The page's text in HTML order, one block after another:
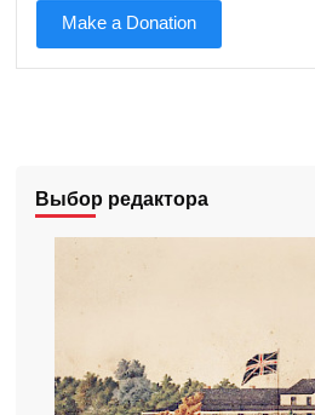
Make a Donation
Выбор редактора